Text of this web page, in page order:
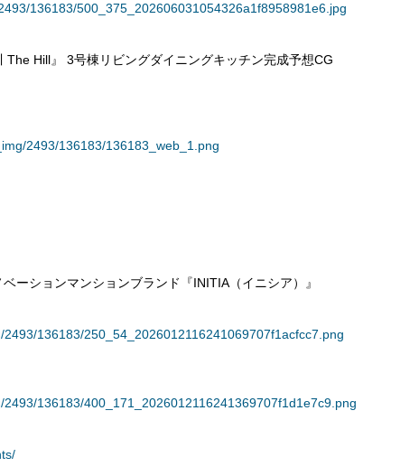
136183/500_375_202606031054326a1f8958981e6.jpg
The Hill』 3号棟リビングダイニングキッチン完成予想CG
2493/136183/136183_web_1.png
ーションマンションブランド『INITIA（イニシア）』
136183/250_54_2026012116241069707f1acfcc7.png
136183/400_171_2026012116241369707f1d1e7c9.png